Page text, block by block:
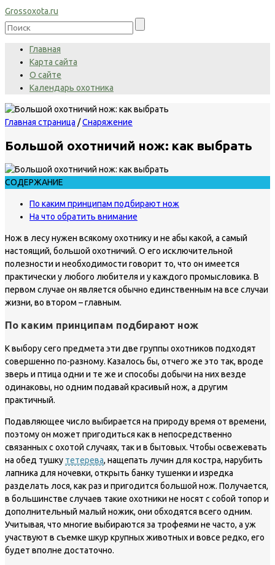
Grossoxota.ru
Главная
Карта сайта
О сайте
Календарь охотника
Главная страница /Снаряжение
Большой охотничий нож: как выбрать
СОДЕРЖАНИЕ
По каким принципам подбирают нож
На что обратить внимание
Нож в лесу нужен всякому охотнику и не абы какой, а самый
настоящий, большой охотничий. О его исключительной
полезности и необходимости говорит то, что он имеется
практически у любого любителя и у каждого промысловика. В
первом случае он является обычно единственным на все случаи
жизни, во втором – главным.
По каким принципам подбирают нож
К выбору сего предмета эти две группы охотников подходят
совершенно по-разному. Казалось бы, отчего же это так, вроде
зверь и птица одни и те же и способы добычи на них везде
одинаковы, но одним подавай красивый нож, а другим
практичный.
Подавляющее число выбирается на природу время от времени,
поэтому он может пригодиться как в непосредственно
связанных с охотой случаях, так и в бытовых. Чтобы освежевать
на обед тушку тетерева, нащепать лучин для костра, нарубить
лапника для ночевки, открыть банку тушенки и изредка
разделать лося, как раз и пригодится большой нож. Получается,
в большинстве случаев такие охотники не носят с собой топор и
дополнительный малый ножик, они обходятся всего одним.
Учитывая, что многие выбираются за трофеями не часто, а уж
участвуют в съемке шкур крупных животных и вовсе редко, его
будет вполне достаточно.